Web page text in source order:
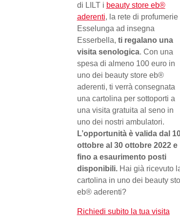
di LILT i beauty store eb®
aderenti, la rete di profumerie
Esselunga ad insegna
Esserbella, ti regalano una
visita senologica. Con una
spesa di almeno 100 euro in
uno dei beauty store eb®
aderenti, ti verrà consegnata
una cartolina per sottoporti a
una visita gratuita al seno in
uno dei nostri ambulatori.
L’opportunità è valida dal
ottobre al 30 ottobre 2022 e
fino a esaurimento posti
disponibili. Hai già ricevuto
cartolina in uno dei beauty
eb® aderenti?
Richiedi subito la tua visita